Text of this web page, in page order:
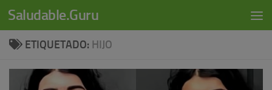
Skip to content
Saludable.Guru
ETIQUETADO: HIJO